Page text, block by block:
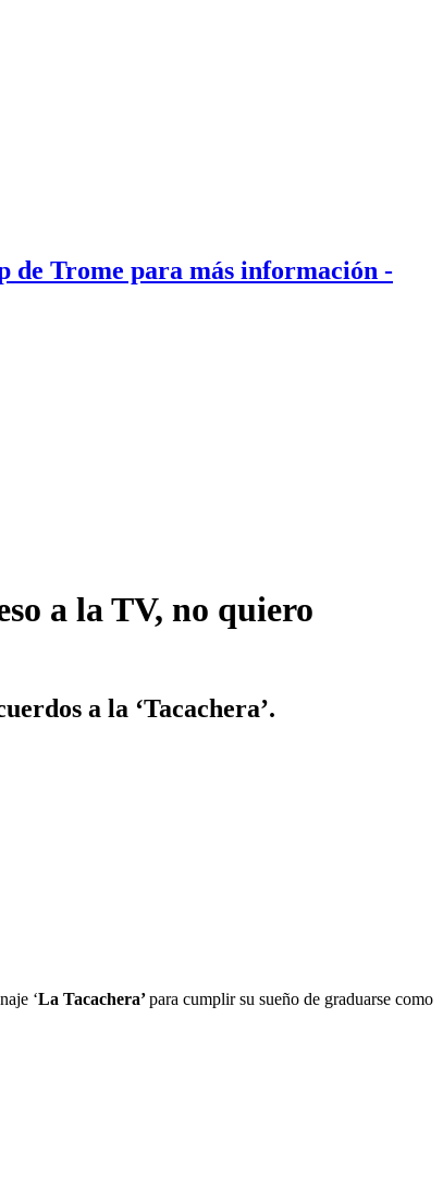
de Trome para más información -
a la TV, no quiero
a la ‘Tacachera’.
‘La Tacachera’para cumplir su sueño de graduarse como